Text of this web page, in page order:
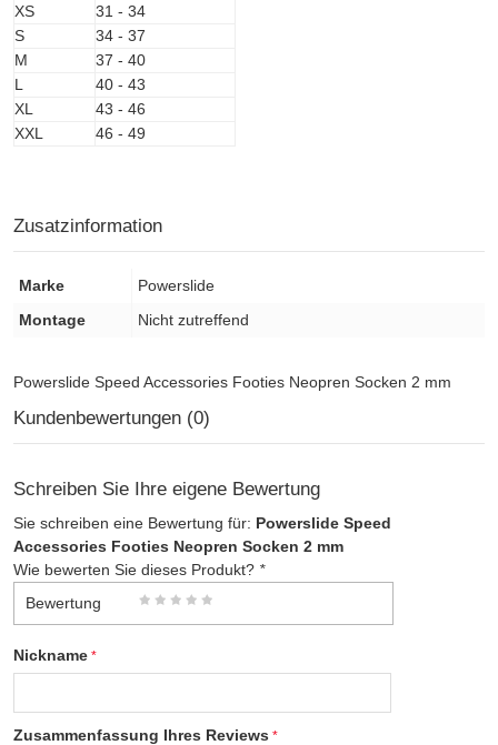
XS
31 - 34
S
34 - 37
M
37 - 40
L
40 - 43
XL
43 - 46
XXL
46 - 49
Zusatzinformation
Marke
Powerslide
Montage
Nicht zutreffend
Powerslide Speed Accessories Footies Neopren Socken 2 mm
Kundenbewertungen (0)
Schreiben Sie Ihre eigene Bewertung
Sie schreiben eine Bewertung für: Powerslide Speed
Accessories Footies Neopren Socken 2 mm
Wie bewerten Sie dieses Produkt? *
Bewertung
Nickname
Zusammenfassung Ihres Reviews